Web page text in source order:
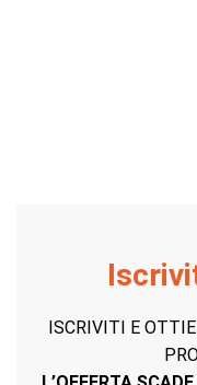
ISCRIVITI E